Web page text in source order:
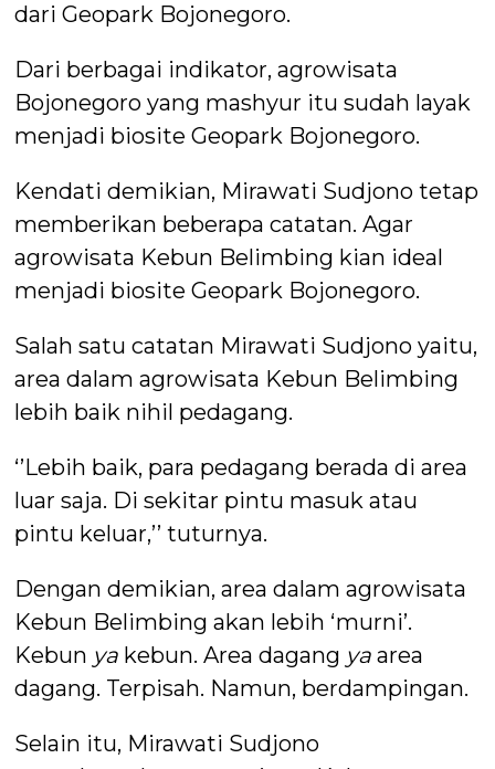
dari Geopark Bojonegoro.
Dari berbagai indikator, agrowisata
Bojonegoro yang mashyur itu sudah layak
menjadi biosite Geopark Bojonegoro.
Kendati demikian, Mirawati Sudjono tetap
memberikan beberapa catatan. Agar
agrowisata Kebun Belimbing kian ideal
menjadi biosite Geopark Bojonegoro.
Salah satu catatan Mirawati Sudjono yaitu,
area dalam agrowisata Kebun Belimbing
lebih baik nihil pedagang.
‘’Lebih baik, para pedagang berada di area
luar saja. Di sekitar pintu masuk atau
pintu keluar,’’ tuturnya.
Dengan demikian, area dalam agrowisata
Kebun Belimbing akan lebih ‘murni’.
Kebun ya kebun. Area dagang ya area
dagang. Terpisah. Namun, berdampingan.
Selain itu, Mirawati Sudjono